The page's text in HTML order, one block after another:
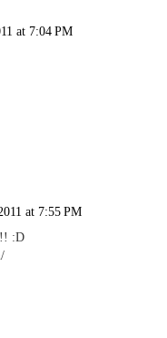
at 7:04 PM
at 7:55 PM
:D